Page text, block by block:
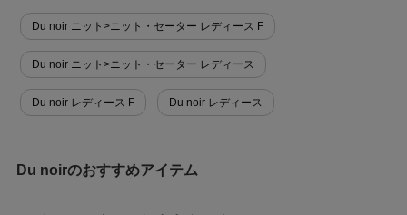
Du noir ニット>ニット・セーター レディース F
Du noir ニット>ニット・セーター レディース
Du noir レディース F Du noir レディース
Du noirのおすすめアイテム